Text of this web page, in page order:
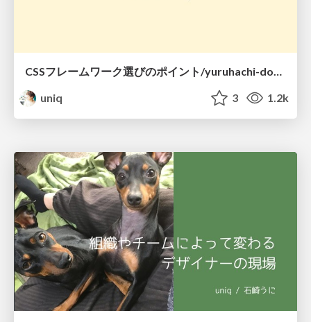
CSSフレームワーク選びのポイント/yuruhachi-dot-it-20190925-css-framework
uniq
3 1.2k